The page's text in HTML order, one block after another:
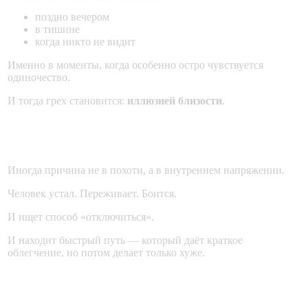
поздно вечером
в тишине
когда никто не видит
Именно в моменты, когда особенно остро чувствуется
одиночество.
И тогда грех становится: иллюзией близости.
Иногда причина не в похоти, а в внутреннем напряжении.
Человек устал. Переживает. Боится.
И ищет способ «отключиться».
И находит быстрый путь — который даёт краткое
облегчение, но потом делает только хуже.